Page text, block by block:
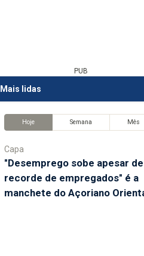
PUB
Mais lidas
Hoje Semana Mês
Capa
"Desemprego sobe apesar de
recorde de empregados" é a
manchete do Açoriano